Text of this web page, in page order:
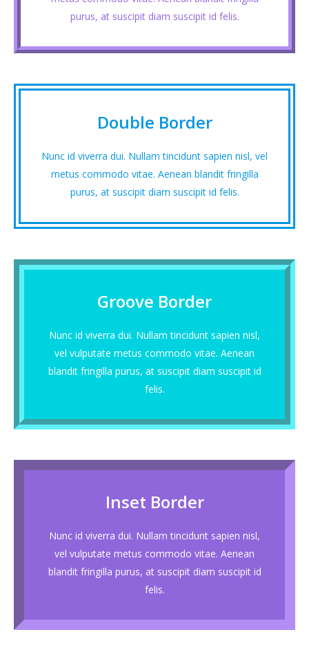
purus, at suscipit diam suscipit id felis.
Double Border
Nunc id viverra dui. Nullam tincidunt sapien nisl, vel
metus commodo vitae. Aenean blandit fringilla
purus, at suscipit diam suscipit id felis.
Groove Border
Nunc id viverra dui. Nullam tincidunt sapien nisl,
vel vulputate metus commodo vitae. Aenean
blandit fringilla purus, at suscipit diam suscipit id
felis.
Inset Border
Nunc id viverra dui. Nullam tincidunt sapien nisl,
vel vulputate metus commodo vitae. Aenean
blandit fringilla purus, at suscipit diam suscipit id
felis.